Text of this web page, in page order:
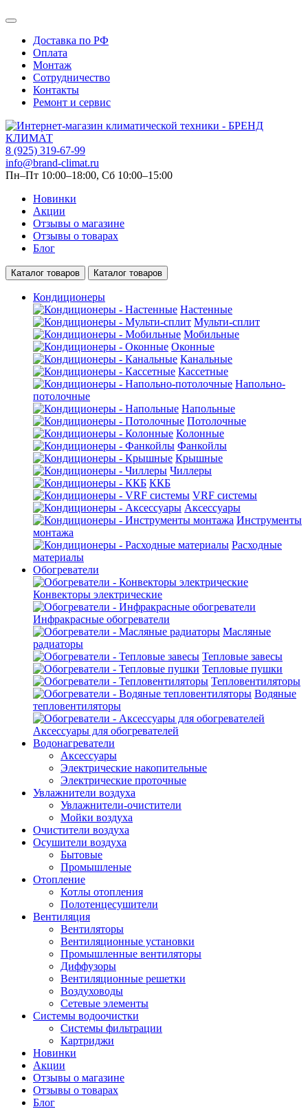
Доставка по РФ
Оплата
Монтаж
Сотрудничество
Контакты
Ремонт и сервис
8 (925) 319-67-99
info@brand-climat.ru
Пн–Пт 10:00–18:00, Сб 10:00–15:00
Новинки
Акции
Отзывы о магазине
Отзывы о товарах
Блог
Каталог товаров Каталог товаров
Кондиционеры
Настенные
Мульти-сплит
Мобильные
Оконные
Канальные
Кассетные
Напольно-
потолочные
Напольные
Потолочные
Колонные
Фанкойлы
Крышные
Чиллеры
ККБ
VRF системы
Аксессуары
Инструменты
монтажа
Расходные
материалы
Обогреватели
Конвекторы электрические
Инфракрасные обогреватели
Масляные
радиаторы
Тепловые завесы
Тепловые пушки
Тепловентиляторы
Водяные
тепловентиляторы
Аксессуары для обогревателей
Водонагреватели
Аксессуары
Электрические накопительные
Электрические проточные
Увлажнители воздуха
Увлажнители-очистители
Мойки воздуха
Очистители воздуха
Осушители воздуха
Бытовые
Промышленые
Отопление
Котлы отопления
Полотенцесушители
Вентиляция
Вентиляторы
Вентиляционные установки
Промышленные вентиляторы
Диффузоры
Вентиляционные решетки
Воздуховоды
Сетевые элементы
Системы водоочистки
Системы фильтрации
Картриджи
Новинки
Акции
Отзывы о магазине
Отзывы о товарах
Блог